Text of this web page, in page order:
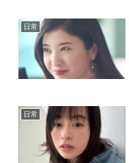
日常
日常